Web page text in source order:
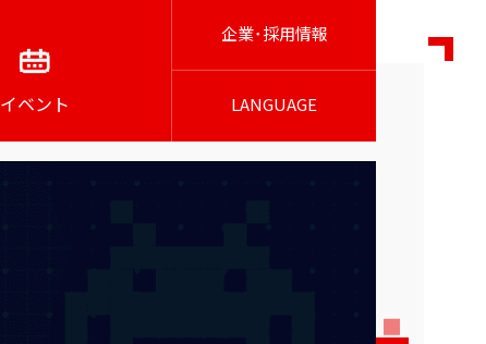
イベント
企業･採用情報
LANGUAGE